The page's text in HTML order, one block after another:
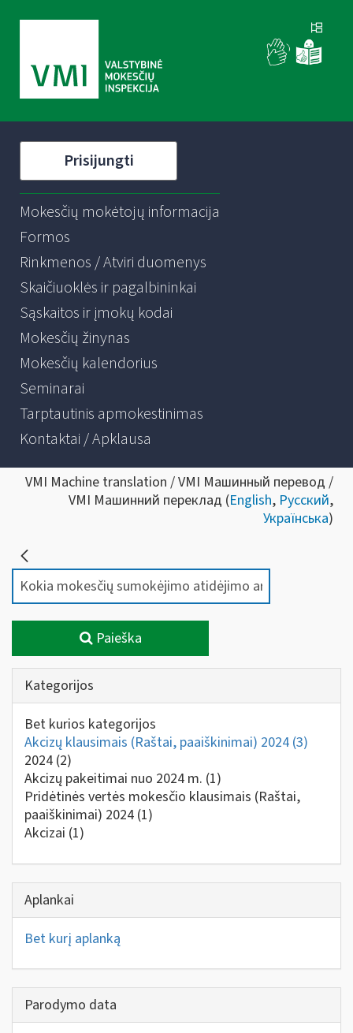
Prisijungti
Mokesčių mokėtojų informacija
Formos
Rinkmenos / Atviri duomenys
Skaičiuoklės ir pagalbininkai
Sąskaitos ir įmokų kodai
Mokesčių žinynas
Mokesčių kalendorius
Seminarai
Tarptautinis apmokestinimas
Kontaktai / Apklausa
VMI Machine translation / VMI Машинный перевод /
VMI Машинний переклад (English, Русский,
Українська)
Paieška
Kategorijos
Bet kurios kategorijos
Akcizų klausimais (Raštai, paaiškinimai) 2024 (3)
2024 (2)
Akcizų pakeitimai nuo 2024 m. (1)
Pridėtinės vertės mokesčio klausimais (Raštai,
paaiškinimai) 2024 (1)
Akcizai (1)
Aplankai
Bet kurį aplanką
Parodymo data